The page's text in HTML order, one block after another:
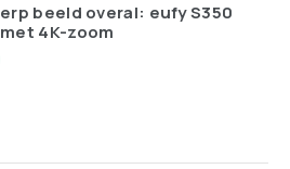
beeld overal: eufy S350
4K-zoom